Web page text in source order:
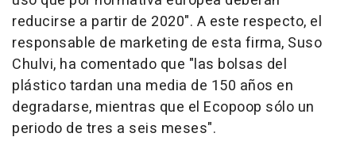
reducirse a partir de 2020". A este respecto, el
responsable de marketing de esta firma, Suso
Chulvi, ha comentado que "las bolsas del
plástico tardan una media de 150 años en
degradarse, mientras que el Ecopoop sólo un
periodo de tres a seis meses".